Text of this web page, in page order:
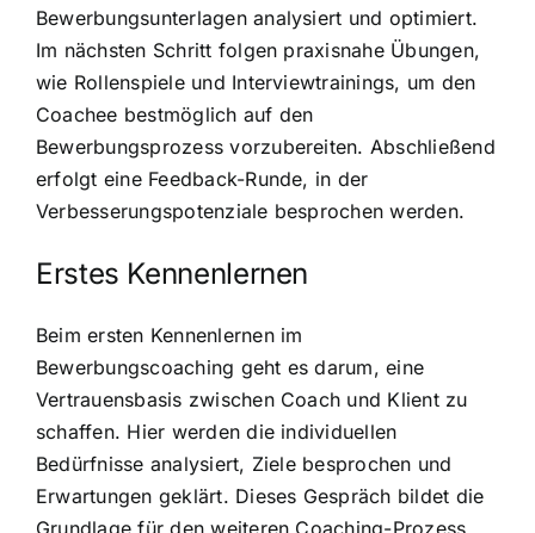
Bewerbungsunterlagen analysiert und optimiert.
Im nächsten Schritt folgen praxisnahe Übungen,
wie Rollenspiele und Interviewtrainings, um den
Coachee bestmöglich auf den
Bewerbungsprozess vorzubereiten. Abschließend
erfolgt eine Feedback-Runde, in der
Verbesserungspotenziale besprochen werden.
Erstes Kennenlernen
Beim ersten Kennenlernen im
Bewerbungscoaching geht es darum, eine
Vertrauensbasis zwischen Coach und Klient zu
schaffen. Hier werden die individuellen
Bedürfnisse analysiert, Ziele besprochen und
Erwartungen geklärt. Dieses Gespräch bildet die